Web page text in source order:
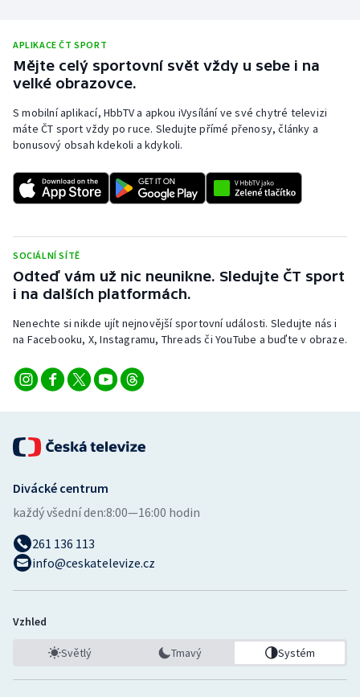
APLIKACE ČT SPORT
Mějte celý sportovní svět vždy u sebe i na
velké obrazovce.
S mobilní aplikací, HbbTV a apkou iVysílání ve své chytré televizi
máte ČT sport vždy po ruce. Sledujte přímé přenosy, články a
bonusový obsah kdekoli a kdykoli.
SOCIÁLNÍ SÍTĚ
Odteď vám už nic neunikne. Sledujte ČT sport
i na dalších platformách.
Nenechte si nikde ujít nejnovější sportovní události. Sledujte nás i
na Facebooku, X, Instagramu, Threads či YouTube a buďte v obraze.
Divácké centrum
každý všední den:8:00—16:00 hodin
261 136 113
info@ceskatelevize.cz
Vzhled
Světlý Tmavý Systém